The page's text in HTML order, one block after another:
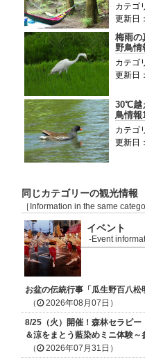
カテゴ
更新日
梅雨の
野鳥情
カテゴ
更新日
30℃越
鳥情報
カテゴ
更新日
同じカテゴリーの観光情報
［Information in the same
イベント
-Event
お盆の伝統行事「瓜生野百八松
（
2026年08月07日）
8/25（火）開催！森林セラピー
＆涼をまとう藍染めミニ体験～
（
2026年07月31日）